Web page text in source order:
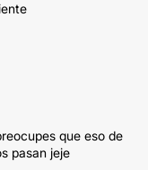
que eso de
pasan jeje